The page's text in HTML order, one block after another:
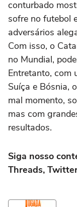
conturbado
sofre no futebol
adversários
Com isso, o
no Mundial,
Entretanto, com
Suíça e Bósnia,
mal momento,
mas com
resultados.
Siga nosso
Threads,